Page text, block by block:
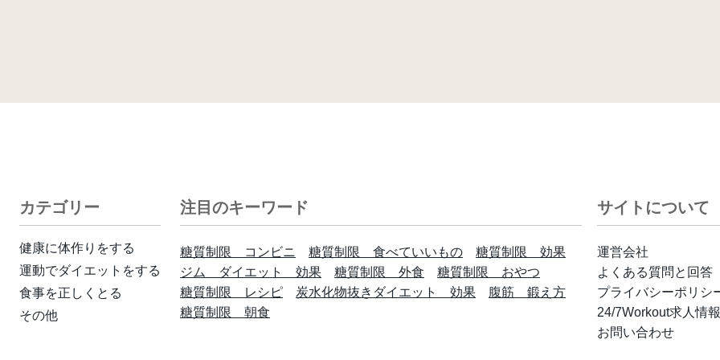
カテゴリー
健康に体作りをする
運動でダイエットをする
食事を正しくとる
その他
注目のキーワード
糖質制限 コンビニ 糖質制限 食べていいもの
糖質制限 効果
ジム ダイエット 効果
糖質制限 外食
糖質制限 おやつ
糖質制限 レシピ
炭水化物抜きダイエット 効果
腹筋 鍛え方
糖質制限 朝食
サイトについて
運営会社
よくある質問と回答
プライバシーポリシ
24/7Workout求人情報
お問い合わせ